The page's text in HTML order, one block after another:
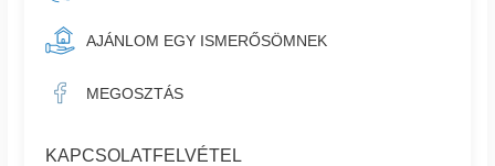
AJÁNLOM EGY ISMERŐSÖMNEK
MEGOSZTÁS
KAPCSOLATFELVÉTEL